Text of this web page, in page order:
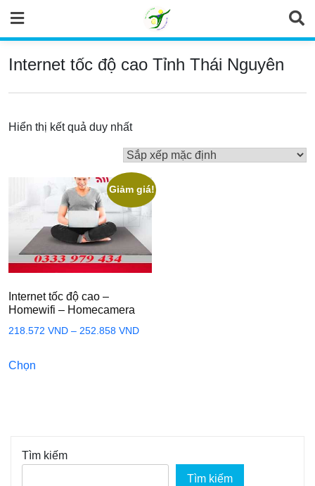
content
Internet tốc độ cao Tỉnh Thái Nguyên
Hiển thị kết quả duy nhất
Giảm giá!
Internet tốc độ cao –
Homewifi – Homecamera
218.572 VND – 252.858 VNDKhoảng
Chọn
thể.
Tìm kiếm
Tìm kiếm